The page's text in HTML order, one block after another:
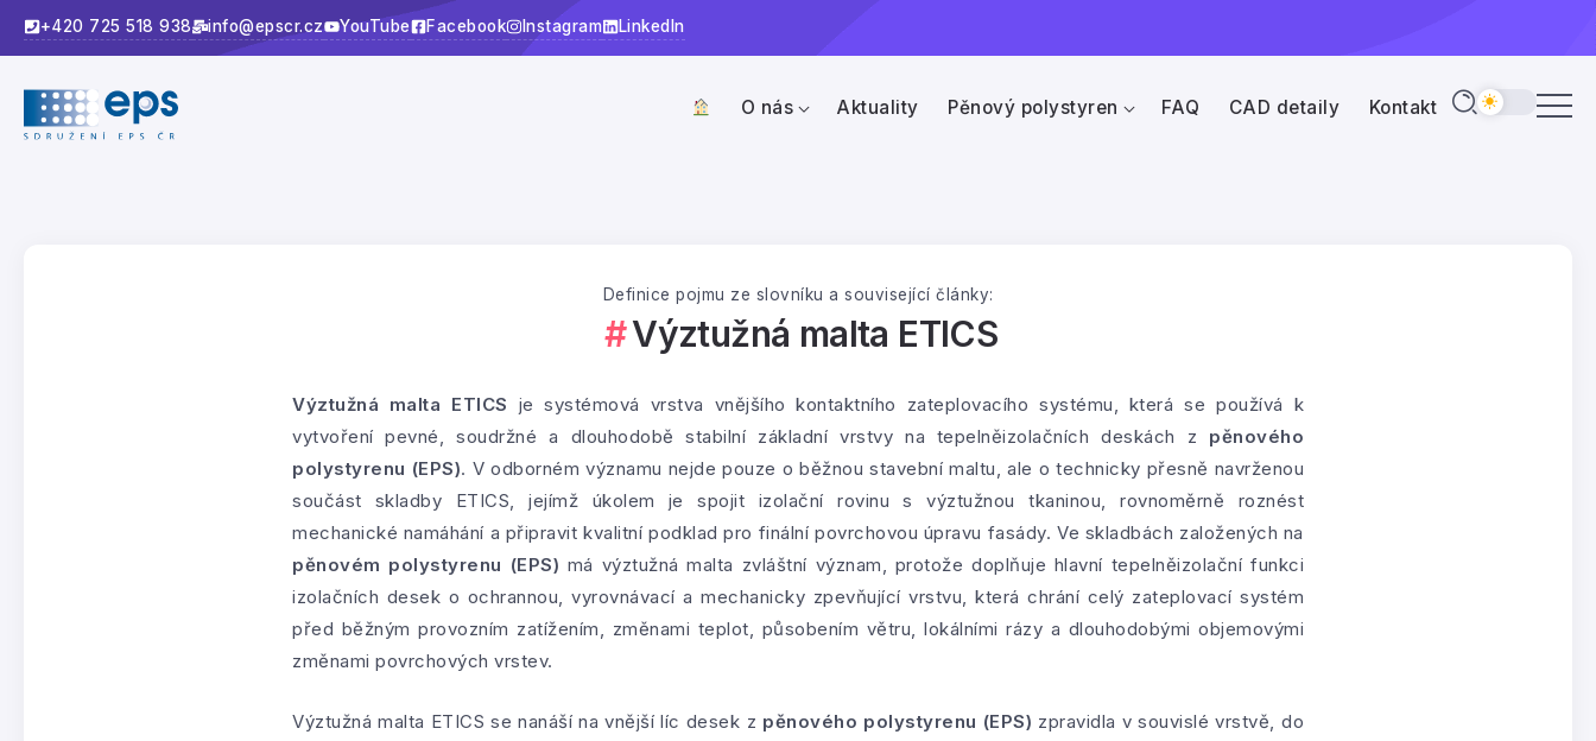
+420 725 518 938 info@epscr.cz YouTube Facebook Instagram LinkedIn
O nás Aktuality Pěnový polystyren FAQ CAD detaily Kontakt
Definice pojmu ze slovníku a související články:
Výztužná malta ETICS
Výztužná malta ETICS je systémová vrstva vnějšího kontaktního zateplovacího systému, která se používá k
vytvoření pevné, soudržné a dlouhodobě stabilní základní vrstvy na tepelněizolačních deskách z pěnového
polystyrenu (EPS). V odborném významu nejde pouze o běžnou stavební maltu, ale o technicky přesně navrženou
součást skladby ETICS, jejímž úkolem je spojit izolační rovinu s výztužnou tkaninou, rovnoměrně roznést
mechanické namáhání a připravit kvalitní podklad pro finální povrchovou úpravu fasády. Ve skladbách založených na
pěnovém polystyrenu (EPS) má výztužná malta zvláštní význam, protože doplňuje hlavní tepelněizolační funkci
izolačních desek o ochrannou, vyrovnávací a mechanicky zpevňující vrstvu, která chrání celý zateplovací systém
před běžným provozním zatížením, změnami teplot, působením větru, lokálními rázy a dlouhodobými objemovými
změnami povrchových vrstev.
Výztužná malta ETICS se nanáší na vnější líc desek z pěnového polystyrenu (EPS) zpravidla v souvislé vrstvě, do